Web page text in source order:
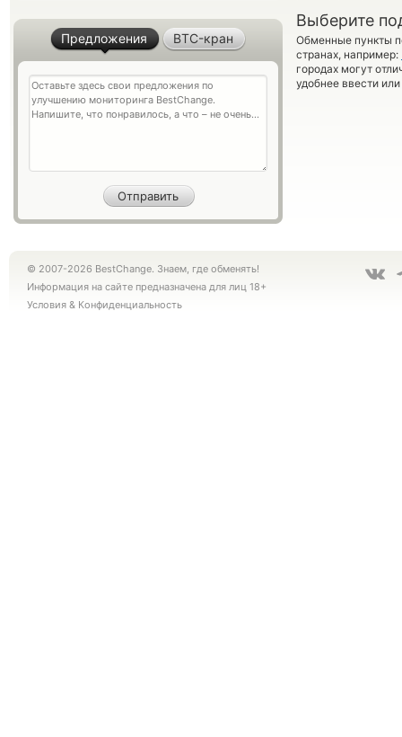
Выберите
Обменные пункты
странах, например:
городах могут
удобнее ввести
Предложения BTC-кран
© 2007-2026 BestChange. Знаем, где обменять!
Информация на сайте предназначена для лиц 18+
Условия & Конфиденциальность